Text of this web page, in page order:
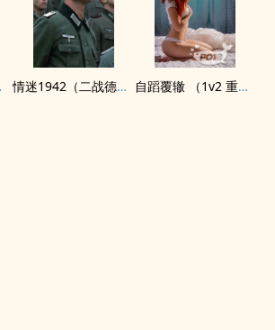
） 情迷1942（二战德国） 自蹈覆辙 （1v2 重生）